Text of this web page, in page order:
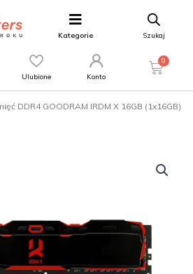
Kategorie Szukaj
Ulubione Konto
0
DDR4 GOODRAM IRDM X 16GB (1x16GB)